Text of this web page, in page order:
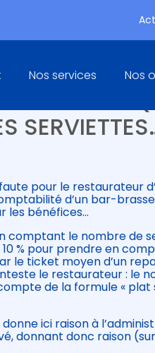
Nos services Nos
pour le restaurateur
d’un bar-
les bénéfices…
comptant le nombre de
% pour prendre en
le ticket moyen d’un
le restaurateur : le
de la formule « plat
ici raison à
donnant donc raison